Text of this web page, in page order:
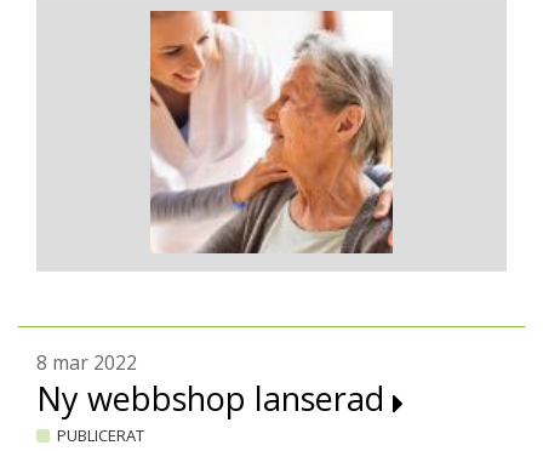
8 mar 2022
Ny webbshop lanserad
PUBLICERAT